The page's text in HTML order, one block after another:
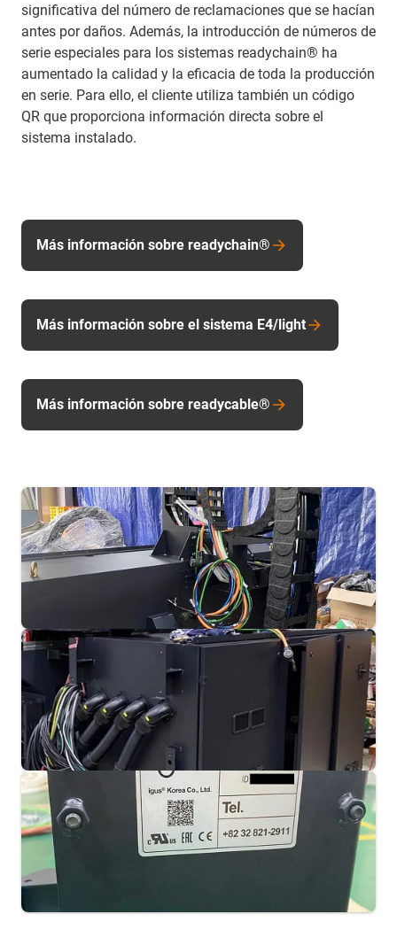
significativa del número de reclamaciones que se hacían
antes por daños. Además, la introducción de números de
serie especiales para los sistemas readychain® ha
aumentado la calidad y la eficacia de toda la producción
en serie. Para ello, el cliente utiliza también un código
QR que proporciona información directa sobre el
sistema instalado.
Más información sobre readychain®
Más información sobre el sistema E4/light
Más información sobre readycable®